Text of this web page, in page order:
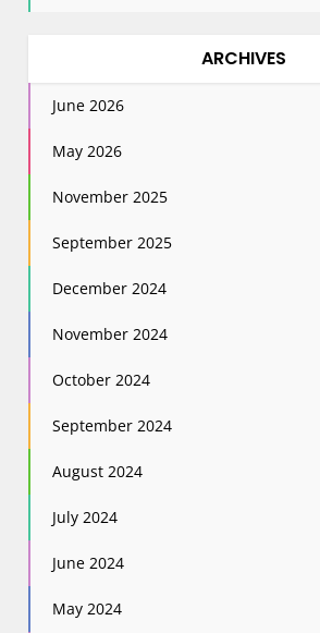
ARCHIVES
June 2026
May 2026
November 2025
September 2025
December 2024
November 2024
October 2024
September 2024
August 2024
July 2024
June 2024
May 2024